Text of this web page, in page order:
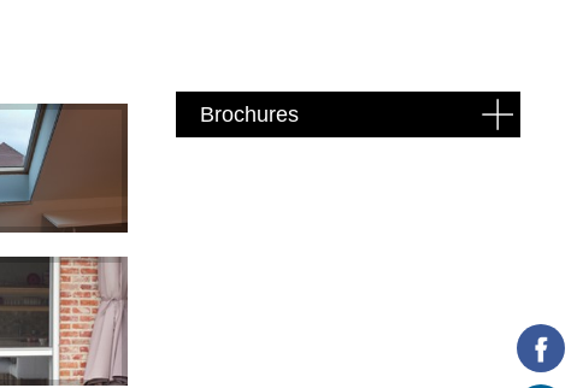
Brochures